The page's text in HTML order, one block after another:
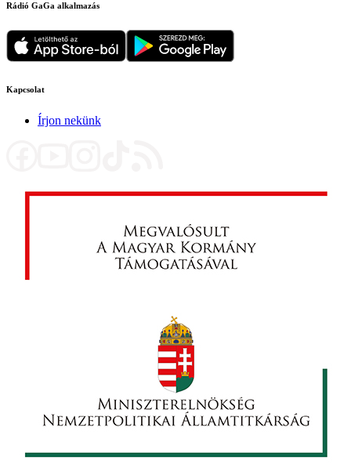
Rádió GaGa alkalmazás
Kapcsolat
Írjon nekünk